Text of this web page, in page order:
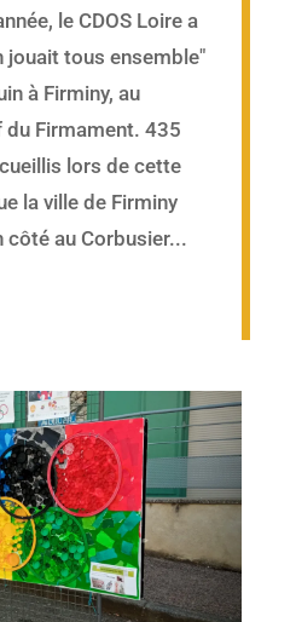
le CDOS Loire a
jouait tous ensemble"
à Firminy, au
Firmament. 435
lors de cette
la ville de Firminy
au Corbusier...